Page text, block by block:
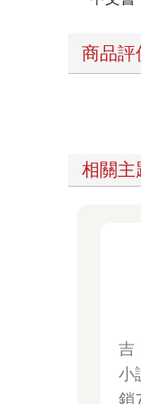
商品評
相關主
吉
小
銷